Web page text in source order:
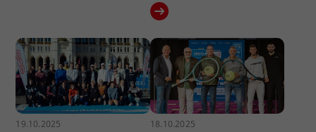
19.10.2025 18.10.2025